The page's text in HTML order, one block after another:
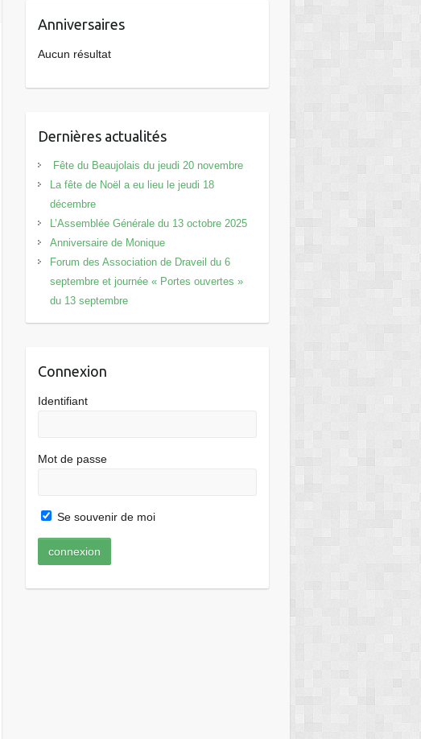
Office 365
Anniversaires
Aucun résultat
Dernières actualités
Fête du Beaujolais du jeudi 20 novembre
La fête de Noël a eu lieu le jeudi 18
décembre
L’Assemblée Générale du 13 octobre 2025
Anniversaire de Monique
Forum des Association de Draveil du 6
septembre et journée « Portes ouvertes »
du 13 septembre
Connexion
Identifiant
Mot de passe
Se souvenir de moi